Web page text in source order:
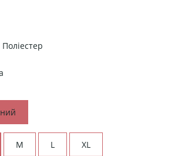
M L XL